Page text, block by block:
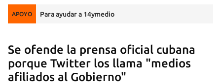
APOYO Para ayudar a 14ymedio
Se ofende la prensa oficial cubana
porque Twitter los llama "medios
afiliados al Gobierno"